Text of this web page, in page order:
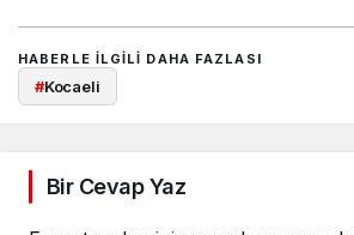
HABERLE ILGILI DAHA FAZLASI
#Kocaeli
Bir Cevap Yaz